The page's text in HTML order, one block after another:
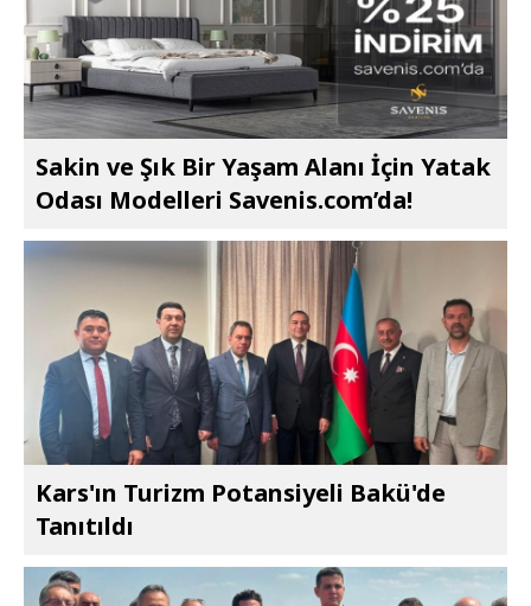
Sakin ve Şık Bir Yaşam Alanı İçin Yatak
Odası Modelleri Savenis.com’da!
Kars'ın Turizm Potansiyeli Bakü'de
Tanıtıldı